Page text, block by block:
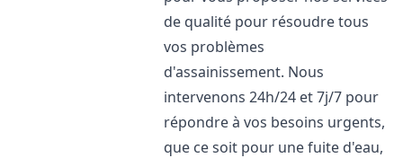
de qualité pour résoudre tous
vos problèmes
d'assainissement. Nous
intervenons 24h/24 et 7j/7 pour
répondre à vos besoins urgents,
que ce soit pour une fuite d'eau,